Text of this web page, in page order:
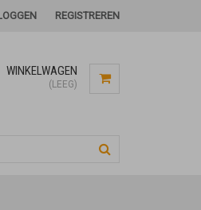
REGISTREREN
WINKELWAGEN
(LEEG)